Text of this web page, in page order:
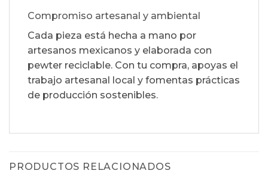
Compromiso artesanal y ambiental
Cada pieza está hecha a mano por
artesanos mexicanos y elaborada con
pewter reciclable. Con tu compra, apoyas el
trabajo artesanal local y fomentas prácticas
de producción sostenibles.
PRODUCTOS RELACIONADOS